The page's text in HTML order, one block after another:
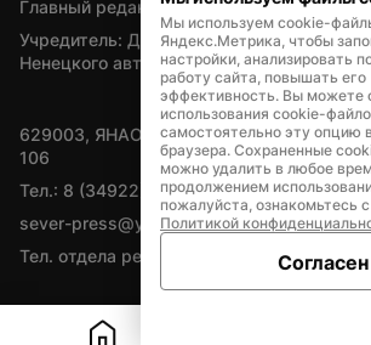
Главный редактор — А.Л. Поздеев
Учредитель: Департамент внутренней
Ненецкого автономного округа
629003, ЯНАО, Салехард, мкр. Богдана
106
Тел.: 8 (34922) 71262
sever-press@yamal-media.ru
Тел. отдела рекламы: 8 (34922) 42728
Мы используем cookie-
Яндекс.Метрика, чтобы
настройки, анализировать
работу сайта, повышать его
эффективность. Вы можете
использования cookie-
самостоятельно эту опцию
браузера. Сохраненные
можно удалить в любое
продолжением
пожалуйста, ознакомьтесь
Политикой
Согласен